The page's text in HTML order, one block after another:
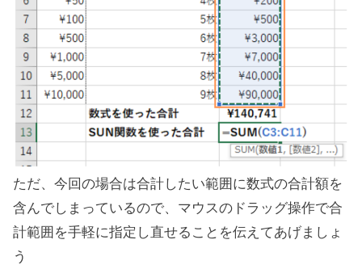
ただ、今回の場合は合計したい範囲に数式の合計額を
含んでしまっているので、マウスのドラッグ操作で合
計範囲を手軽に指定し直せることを伝えてあげましょ
う